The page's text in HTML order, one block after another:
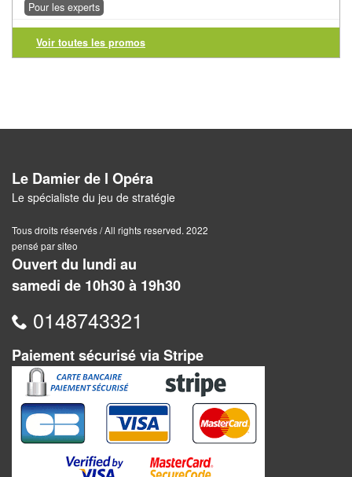
Pour
les
experts
Joueurs
Coopératif
Gestion
Escape
Game
/
Enquête
Jeux
évolutifs
Pour les experts
Voir toutes les promos
Le Damier de l Opéra
Le spécialiste du jeu de stratégie
Tous droits réservés / All rights reserved. 2022
pensé par siteo
Ouvert du lundi au
samedi de 10h30 à 19h30
0148743321
Paiement sécurisé via Stripe